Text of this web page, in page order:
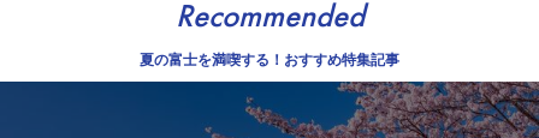
Recommended
夏の富士を満喫する！おすすめ特集記事